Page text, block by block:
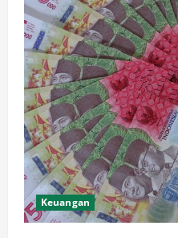
Keuangan